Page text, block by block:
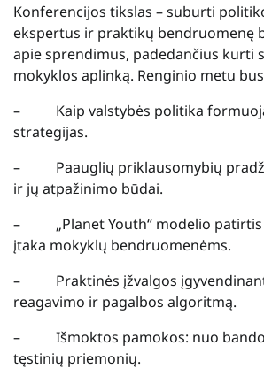
Konferencijos tikslas – suburti
ekspertus ir praktikų bendruomenę
apie sprendimus, padedančius kurti
mokyklos aplinką. Renginio metu
– Kaip valstybės politika
strategijas.
– Paauglių priklausomybių
ir jų atpažinimo būdai.
– „Planet Youth“ modelio
įtaka mokyklų bendruomenėms.
– Praktinės įžvalgos
reagavimo ir pagalbos algoritmą.
– Išmoktos pamokos: nuo
tęstinių priemonių.